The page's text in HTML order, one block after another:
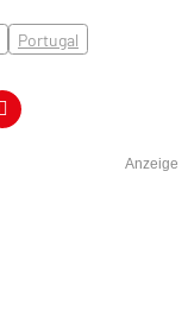
Portugal
Anzeige